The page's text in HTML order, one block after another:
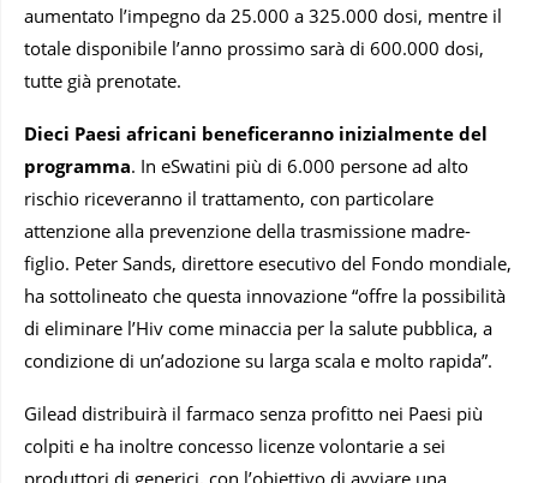
aumentato l’impegno da 25.000 a 325.000 dosi, mentre il
totale disponibile l’anno prossimo sarà di 600.000 dosi,
tutte già prenotate.
Dieci Paesi africani beneficeranno inizialmente del
programma. In eSwatini più di 6.000 persone ad alto
rischio riceveranno il trattamento, con particolare
attenzione alla prevenzione della trasmissione madre-
figlio. Peter Sands, direttore esecutivo del Fondo mondiale,
ha sottolineato che questa innovazione “offre la possibilità
di eliminare l’Hiv come minaccia per la salute pubblica, a
condizione di un’adozione su larga scala e molto rapida”.
Gilead distribuirà il farmaco senza profitto nei Paesi più
colpiti e ha inoltre concesso licenze volontarie a sei